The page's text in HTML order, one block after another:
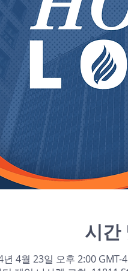
시간
년 4월 23일 오후 2:00 GMT-